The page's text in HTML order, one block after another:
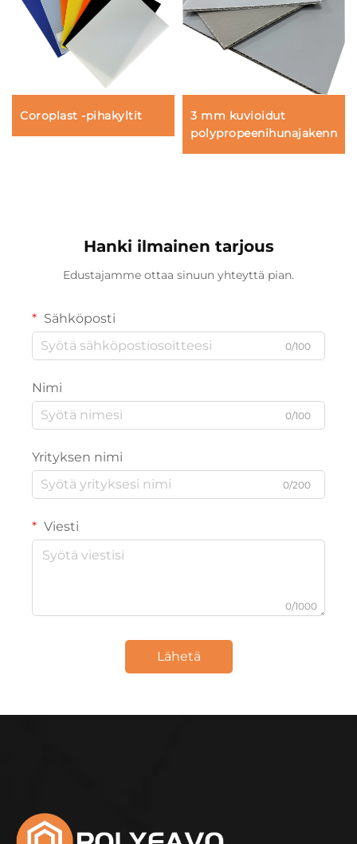
Coroplast -pihakyltit
3 mm kuvioidut
Hanki ilmainen tarjous
Edustajamme ottaa sinuun yhteyttä pian.
Sähköposti
0/100
Nimi
0/100
Yrityksen nimi
0/200
Viesti
0/1000
Lähetä